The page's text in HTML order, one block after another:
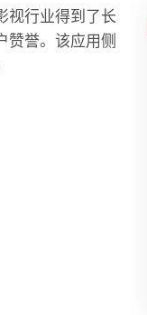
视行业得到了长
赞誉。该应用侧